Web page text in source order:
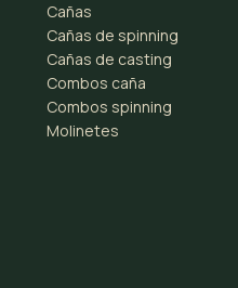
Cañas
Cañas de spinning
Cañas de casting
Combos caña
Combos spinning
Molinetes